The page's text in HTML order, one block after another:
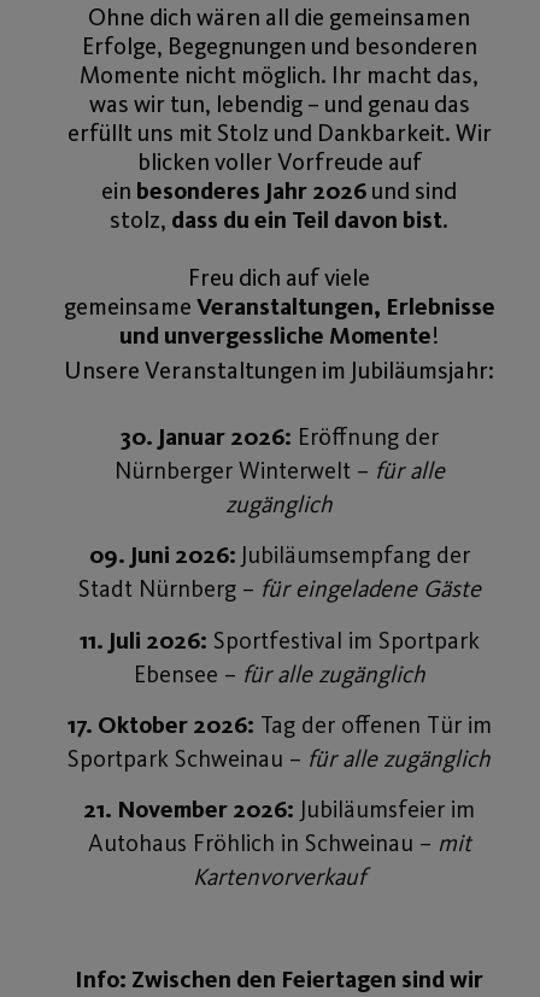
Ohne dich wären all die gemeinsamen
Erfolge, Begegnungen und besonderen
Momente nicht möglich. Ihr macht das,
was wir tun, lebendig – und genau das
erfüllt uns mit Stolz und Dankbarkeit. Wir
blicken voller Vorfreude auf
ein besonderes Jahr 2026 und sind
stolz, dass du ein Teil davon bist.
Freu dich auf viele
gemeinsame Veranstaltungen, Erlebnisse
und unvergessliche Momente!
Unsere Veranstaltungen im Jubiläumsjahr:
30. Januar 2026: Eröffnung der
Nürnberger Winterwelt – für alle
zugänglich
09. Juni 2026: Jubiläumsempfang der
Stadt Nürnberg – für eingeladene Gäste
11. Juli 2026: Sportfestival im Sportpark
Ebensee – für alle zugänglich
17. Oktober 2026: Tag der offenen Tür im
Sportpark Schweinau – für alle zugänglich
21. November 2026: Jubiläumsfeier im
Autohaus Fröhlich in Schweinau – mit
Kartenvorverkauf
Info: Zwischen den Feiertagen sind wir